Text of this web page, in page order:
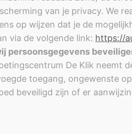
van je privacy. We
op wijzen dat je de
via de volgende link: https://
persoonsgegevens
De Klik neemt
toegang, ongewenste
beveiligd zijn of er